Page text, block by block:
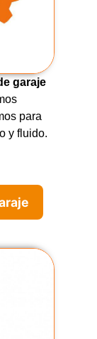
garaje
para
y fluido.